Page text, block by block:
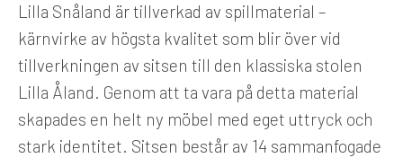
Lilla Snåland är tillverkad av spillmaterial –
kärnvirke av högsta kvalitet som blir över vid
tillverkningen av sitsen till den klassiska stolen
Lilla Åland. Genom att ta vara på detta material
skapades en helt ny möbel med eget uttryck och
stark identitet. Sitsen består av 14 sammanfogade